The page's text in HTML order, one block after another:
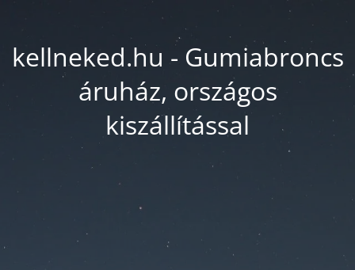
kellneked.hu - Gumiabroncs
áruház, országos
kiszállítással